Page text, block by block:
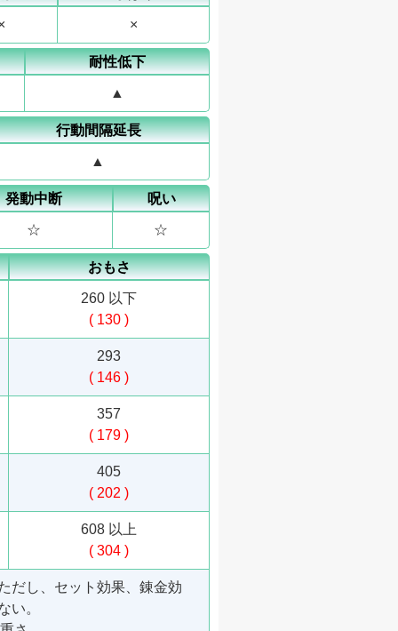
×
耐性低下
▲
行動間隔延長
▲
発動中断 呪い
☆ ☆
おもさ
260 以下
( 130 )
293
( 146 )
357
( 179 )
405
( 202 )
608 以上
( 304 )
だし、セット効果、錬金効
い。